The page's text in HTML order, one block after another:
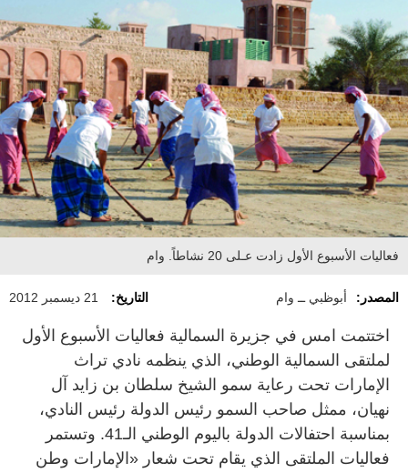
فعاليات الأسبوع الأول زادت عـلى ‬20 نشاطاً. وام
المصدر: أبوظبي ــ وام التاريخ: 21 ديسمبر 2012
اختتمت امس في جزيرة السمالية فعاليات الأسبوع الأول
لملتقى السمالية الوطني، الذي ينظمه نادي تراث
الإمارات تحت رعاية سمو الشيخ سلطان بن زايد آل
نهيان، ممثل صاحب السمو رئيس الدولة رئيس النادي،
بمناسبة احتفالات الدولة باليوم الوطني الـ‬41. وتستمر
فعاليات الملتقى الذي يقام تحت شعار «الإمارات وطن